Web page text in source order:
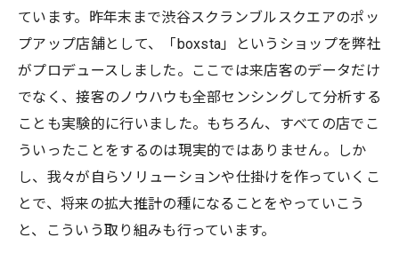
ています。昨年末まで渋谷スクランブルスクエアのポッ
プアップ店舗として、「boxsta」というショップを弊社
がプロデュースしました。ここでは来店客のデータだけ
でなく、接客のノウハウも全部センシングして分析する
ことも実験的に行いました。もちろん、すべての店でこ
ういったことをするのは現実的ではありません。しか
し、我々が自らソリューションや仕掛けを作っていくこ
とで、将来の拡大推計の種になることをやっていこう
と、こういう取り組みも行っています。